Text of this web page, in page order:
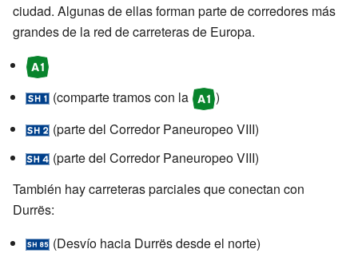
ciudad. Algunas de ellas forman parte de corredores más
grandes de la red de carreteras de Europa.
(comparte tramos con la
)
(parte del Corredor Paneuropeo VIII)
(parte del Corredor Paneuropeo VIII)
También hay carreteras parciales que conectan con
Durrës:
(Desvío hacia Durrës desde el norte)